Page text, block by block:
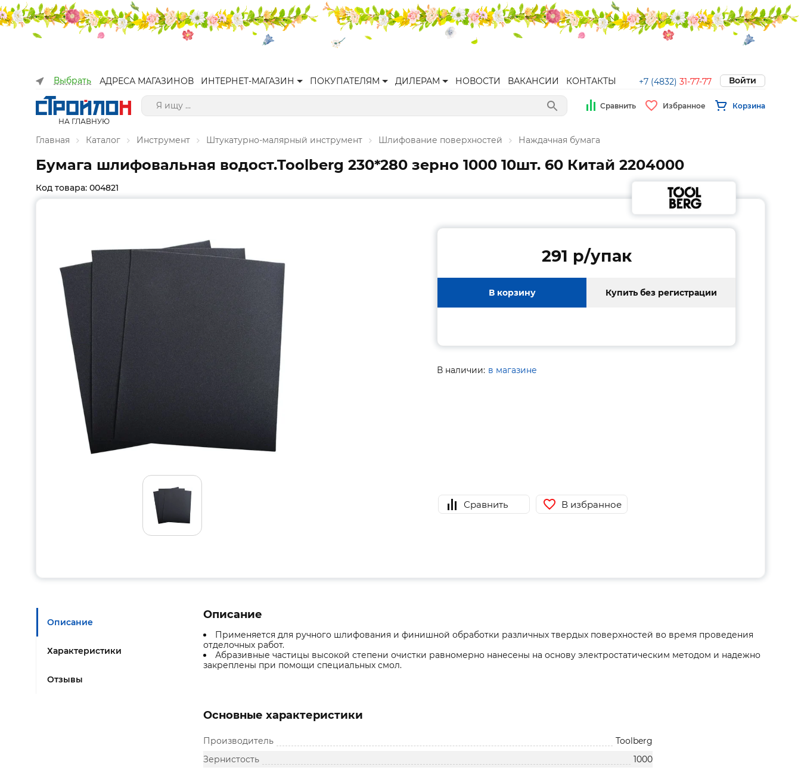
Выбрать АДРЕСА МАГАЗИНОВ ИНТЕРНЕТ-МАГАЗИН ПОКУПАТЕЛЯМ ДИЛЕРАМ НОВОСТИ ВАКАНСИИ КОНТАКТЫ +7 (4832) 31-77-77 Войти
НА ГЛАВНУЮ
Сравнить Избранное Корзина
Главная Каталог Инструмент Штукатурно-малярный инструмент Шлифование поверхностей Наждачная бумага
Бумага шлифовальная водост.Toolberg 230*280 зерно 1000 10шт. 60 Китай 2204000
Код товара: 004821
291 p/упак
В корзину Купить без регистрации
В наличии: в магазине
Сравнить В избранное
Описание
Характеристики
Отзывы
Описание
Применяется для ручного шлифования и финишной обработки различных твердых поверхностей во время проведения
отделочных работ.
Абразивные частицы высокой степени очистки равномерно нанесены на основу электростатическим методом и надежно
закреплены при помощи специальных смол.
Основные характеристики
Производитель
Toolberg
Зернистость
1000